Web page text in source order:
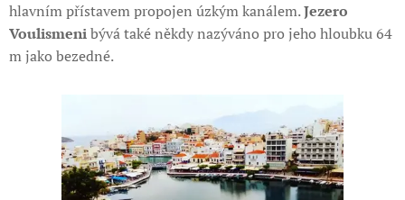
hlavním přístavem propojen úzkým kanálem.Jezero
Voulismenibývá také někdy nazýváno pro jeho hloubku 64
m jako bezedné.